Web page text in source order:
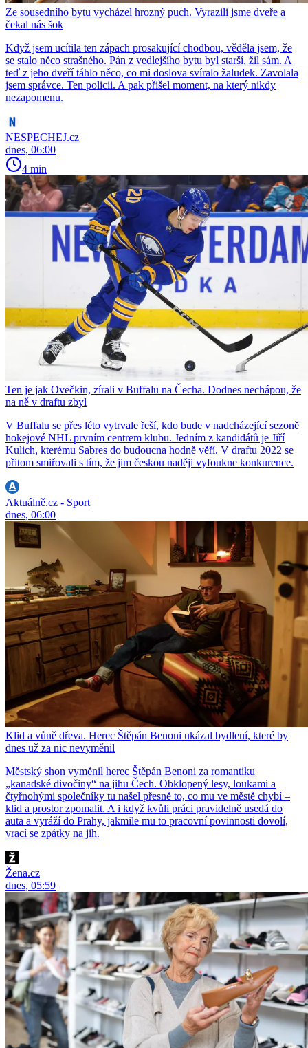
Ze sousedního bytu vycházel hrozný puch. Vyrazili jsme dveře a
čekal nás šok
Když jsem ucítila ten zápach prosakující chodbou, věděla jsem, že
se stalo něco strašného. Pán z vedlejšího bytu byl starší, žil sám. A
teď z jeho dveří táhlo něco, co mi doslova svíralo žaludek. Zavolala
jsem správce. Ten policii. A pak přišel moment, na který nikdy
nezapomenu.
NESPECHEJ.cz
dnes, 06:00
4 min
Ten je jak Ovečkin, zírali v Buffalu na Čecha. Dodnes nechápou, že
na ně v draftu zbyl
V Buffalu se přes léto vytrvale řeší, kdo bude v nadcházející sezoně
hokejové NHL prvním centrem klubu. Jedním z kandidátů je Jiří
Kulich, kterému Sabres do budoucna hodně věří. V draftu 2022 se
přitom smiřovali s tím, že jim českou naději vyfoukne konkurence.
Aktuálně.cz - Sport
dnes, 06:00
Klid a vůně dřeva. Herec Štěpán Benoni ukázal bydlení, které by
dnes už za nic nevyměnil
Městský shon vyměnil herec Štěpán Benoni za romantiku
„kanadské divočiny“ na jihu Čech. Obklopený lesy, loukami a
čtyřnohými společníky tu našel přesně to, co mu ve městě chybí –
klid a prostor zpomalit. A i když kvůli práci pravidelně usedá do
auta a vyráží do Prahy, jakmile mu to pracovní povinnosti dovolí,
vrací se zpátky na jih.
Žena.cz
dnes, 05:59